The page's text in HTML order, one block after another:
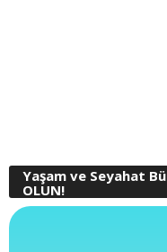
Yaşam ve Seyahat
OLUN!